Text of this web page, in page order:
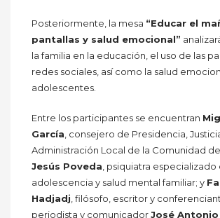
Posteriormente, la mesa “Educar el
pantallas y salud emocional”
la familia en la educación, el uso de las
redes sociales, así como la salud
adolescentes.
Entre los participantes se encuentran
García, consejero de Presidencia,
Administración Local de la Comunidad
Jesús Poveda, psiquiatra especializado
adolescencia y salud mental familiar; y
Hadjadj, filósofo, escritor y
periodista y comunicadorJosé Antonio